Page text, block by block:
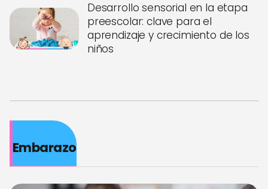
Desarrollo sensorial en la etapa
preescolar: clave para el
aprendizaje y crecimiento de los
niños
Embarazo